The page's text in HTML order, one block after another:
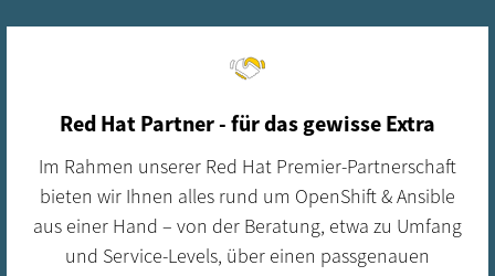
Red Hat Partner - für das gewisse Extra
Im Rahmen unserer Red Hat Premier-Partnerschaft
bieten wir Ihnen alles rund um OpenShift & Ansible
aus einer Hand – von der Beratung, etwa zu Umfang
und Service-Levels, über einen passgenauen